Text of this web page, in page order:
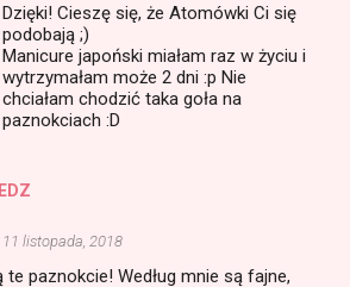
Dzięki! Cieszę się, że Atomówki Ci się
podobają ;)
Manicure japoński miałam raz w życiu i
wytrzymałam może 2 dni :p Nie
chciałam chodzić taka goła na
paznokciach :D
11 listopada, 2018
te paznokcie! Według mnie są fajne,